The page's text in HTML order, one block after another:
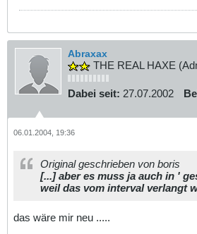
Abraxax
THE REAL HAXE
Dabei seit: 27.07.2002
06.01.2004, 19:36
Original geschrieben von boris
[...] aber es muss ja auch in '
weil das vom interval verlangt
das wäre mir neu .....